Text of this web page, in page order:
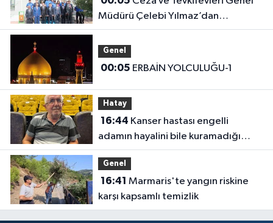
Müdürü Çelebi Yılmaz’dan
Iğdır’daki Kurumlara Ziyaret ve
Üretim İncelemesi
Genel
00:05 ERBAİN YOLCULUĞU-1
Hatay
16:44
adamın hayalini bile kuramadığı
evine kavuşunca döktüğü gözyaşı
duygulandırdı
Genel
16:41
karşı kapsamlı temizlik